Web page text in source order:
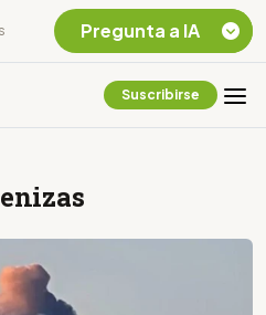
Suscribirse
Pregunta a IA
Amazonia Ecuatoriana